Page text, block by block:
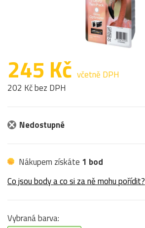
245 Kč včetně DPH
202 Kč bez DPH
Nedostupné
Nákupem získáte 1 bod
Co jsou body a co si za ně mohu pořídit?
Vybraná barva: